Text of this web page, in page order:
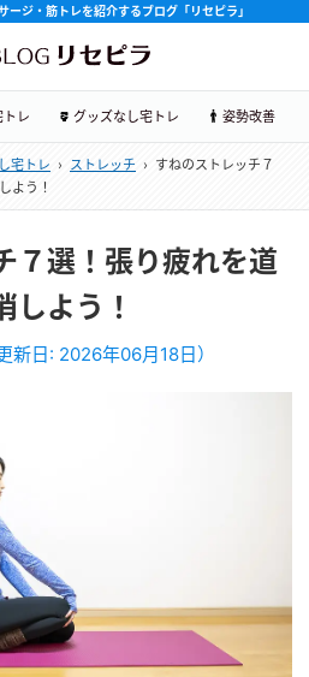
ージ・筋トレを紹介するブログ「リセピラ」
レ グッズなし宅トレ 姿勢改善
宅トレ › ストレッチ › すねのストレッチ７
よう！
７選！張り疲れを道
しよう！
新日: 2026年06月18日 ）